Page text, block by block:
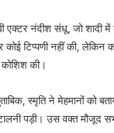
एक्टर नंदीश संधू, जो शादी
टिप्पणी नहीं की, लेकिन
की।
स्मृति ने मेहमानों को
पड़ी। उस वक्त मौजूद